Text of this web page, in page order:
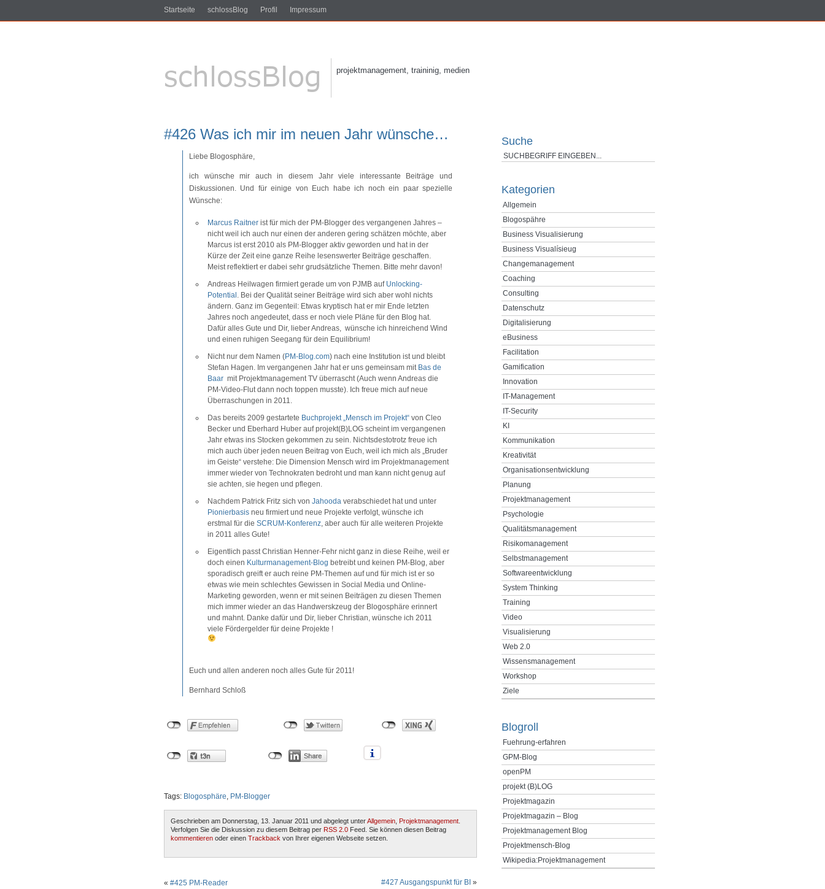
Startseite schlossBlog Profil Impressum
projektmanagement, traininig, medien
#426 Was ich mir im neuen Jahr wünsche…
Liebe Blogosphäre,
ich wünsche mir auch in diesem Jahr viele interessante Beiträge und
Diskussionen. Und für einige von Euch habe ich noch ein paar spezielle
Wünsche:
Marcus Raitner ist für mich der PM-Blogger des vergangenen Jahres –
nicht weil ich auch nur einen der anderen gering schätzen möchte, aber
Marcus ist erst 2010 als PM-Blogger aktiv geworden und hat in der
Kürze der Zeit eine ganze Reihe lesenswerter Beiträge geschaffen.
Meist reflektiert er dabei sehr grudsätzliche Themen. Bitte mehr davon!
Andreas Heilwagen firmiert gerade um von PJMB auf Unlocking-
Potential . Bei der Qualität seiner Beiträge wird sich aber wohl nichts
ändern. Ganz im Gegenteil: Etwas kryptisch hat er mir Ende letzten
Jahres noch angedeutet, dass er noch viele Pläne für den Blog hat.
Dafür alles Gute und Dir, lieber Andreas, wünsche ich hinreichend Wind
und einen ruhigen Seegang für dein Equilibrium!
Nicht nur dem Namen (PM-Blog.com) nach eine Institution ist und bleibt
Stefan Hagen. Im vergangenen Jahr hat er uns gemeinsam mit Bas de
Baar mit Projektmanagement TV überrascht (Auch wenn Andreas die
PM-Video-Flut dann noch toppen musste). Ich freue mich auf neue
Überraschungen in 2011.
Das bereits 2009 gestartete Buchprojekt „Mensch im Projekt“ von Cleo
Becker und Eberhard Huber auf projekt(B)LOG scheint im vergangenen
Jahr etwas ins Stocken gekommen zu sein. Nichtsdestotrotz freue ich
mich auch über jeden neuen Beitrag von Euch, weil ich mich als „Bruder
im Geiste“ verstehe: Die Dimension Mensch wird im Projektmanagement
immer wieder von Technokraten bedroht und man kann nicht genug auf
sie achten, sie hegen und pflegen.
Nachdem Patrick Fritz sich von Jahooda verabschiedet hat und unter
Pionierbasis neu firmiert und neue Projekte verfolgt, wünsche ich
erstmal für die SCRUM-Konferenz, aber auch für alle weiteren Projekte
in 2011 alles Gute!
Eigentlich passt Christian Henner-Fehr nicht ganz in diese Reihe, weil er
doch einen Kulturmanagement-Blog betreibt und keinen PM-Blog, aber
sporadisch greift er auch reine PM-Themen auf und für mich ist er so
etwas wie mein schlechtes Gewissen in Social Media und Online-
Marketing geworden, wenn er mit seinen Beiträgen zu diesen Themen
mich immer wieder an das Handwerskzeug der Blogosphäre erinnert
und mahnt. Danke dafür und Dir, lieber Christian, wünsche ich 2011
viele Fördergelder für deine Projekte !
Euch und allen anderen noch alles Gute für 2011!
Bernhard Schloß
Tags: Blogosphäre, PM-Blogger
Geschrieben am Donnerstag, 13. Januar 2011 und abgelegt unterAllgemein Projektmanagement
Verfolgen Sie die Diskussion zu diesem Beitrag per RSS 2.0 Feed. Sie können diesen Beitrag
kommentieren oder einen Trackback von Ihrer eigenen Webseite setzen.
« #425 PM-Reader #427 Ausgangspunkt für BI »
Suche
Kategorien
Allgemein
Blogospähre
Business Visualisierung
Business Visualísieug
Changemanagement
Coaching
Consulting
Datenschutz
Digitalisierung
eBusiness
Facilitation
Gamification
Innovation
IT-Management
IT-Security
KI
Kommunikation
Kreativität
Organisationsentwicklung
Planung
Projektmanagement
Psychologie
Qualitätsmanagement
Risikomanagement
Selbstmanagement
Softwareentwicklung
System Thinking
Training
Video
Visualisierung
Web 2.0
Wissensmanagement
Workshop
Ziele
Blogroll
Fuehrung-erfahren
GPM-Blog
openPM
projekt (B)LOG
Projektmagazin
Projektmagazin – Blog
Projektmanagement Blog
Projektmensch-Blog
Wikipedia:Projektmanagement